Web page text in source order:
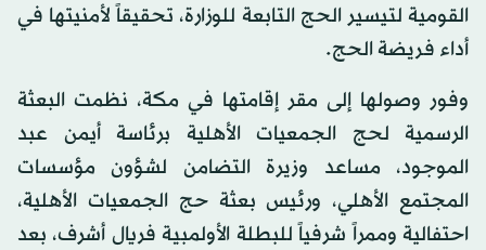
القومية لتيسير الحج التابعة للوزارة، تحقيقاً لأمنيتها في
أداء فريضة الحج.
وفور وصولها إلى مقر إقامتها في مكة، نظمت البعثة
الرسمية لحج الجمعيات الأهلية برئاسة أيمن عبد
الموجود، مساعد وزيرة التضامن لشؤون مؤسسات
المجتمع الأهلي، ورئيس بعثة حج الجمعيات الأهلية،
احتفالية وممراً شرفياً للبطلة الأولمبية فريال أشرف، بعد